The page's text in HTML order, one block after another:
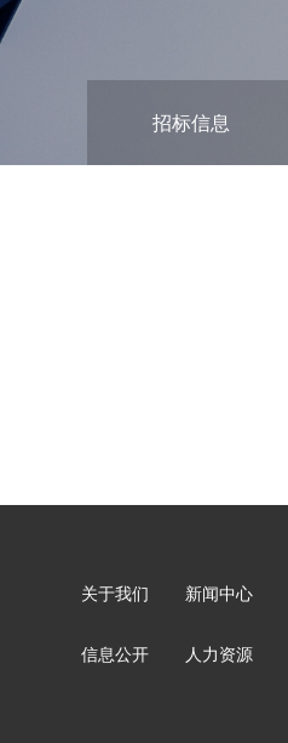
招标信息
关于我们 新闻中心
信息公开 人力资源